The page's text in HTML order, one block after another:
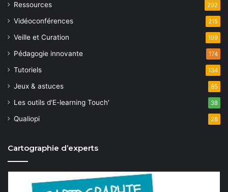
Ressources 292
Vidéoconférences 215
Veille et Curation 199
Pédagogie innovante 174
Tutoriels 134
Jeux & astuces 85
Les outils d'E-learning Touch' 38
Qualiopi 28
Cartographie d’experts